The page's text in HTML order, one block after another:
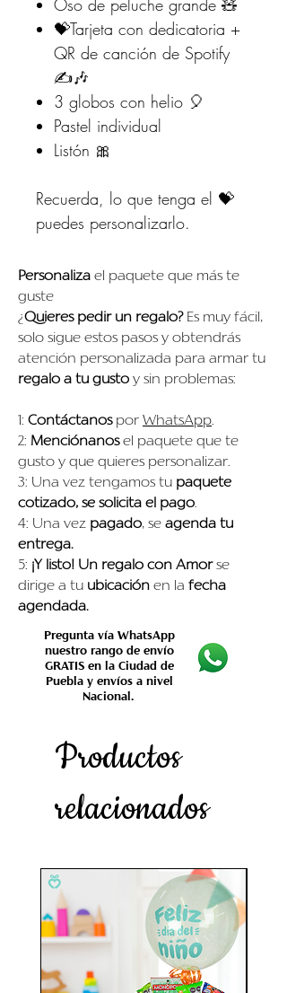
Oso de peluche grande 🧸
💝Tarjeta con dedicatoria +
QR de canción de Spotify
✍️🎶
3 globos con helio 🎈
Pastel individual
Listón 🎀
Recuerda, lo que tenga el 💝
puedes personalizarlo.
Personaliza el paquete que más te
guste
¿Quieres pedir un regalo? Es muy fácil,
solo sigue estos pasos y obtendrás
atención personalizada para armar tu
regalo a tu gusto y sin problemas:
1: Contáctanos por WhatsApp.
2: Menciónanosel paquete que te
gusto y que quieres personalizar.
3: Una vez tengamos tu paquete
cotizado, se solicita el pago.
4: Una vez pagado, se agenda tu
entrega.
5: ¡Y listo! Un regalo con Amorse
dirige a tu ubicación en la fecha
agendada.
Pregunta vía WhatsApp
nuestro rango de envío
GRATIS en la Ciudad de
Puebla y envíos a nivel
Nacional.
Productos
relacionados